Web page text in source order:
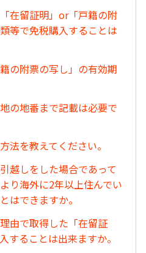
在留証明」or「戸籍の附
等で免税購入することは
の附票の写し」の有効期
の地番まで記載は必要で
法を教えてください。
越しをした場合であって
り海外に2年以上住んでい
はできますか。
由で取得した「在留証
することは出来ますか。